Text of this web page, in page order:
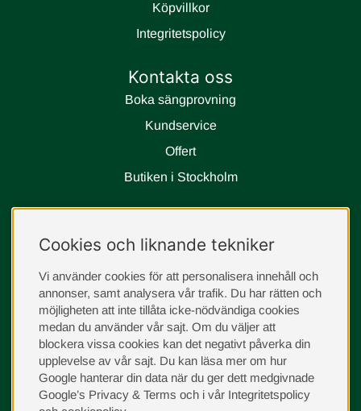
Köpvillkor
Integritetspolicy
Kontakta oss
Boka sängprovning
Kundservice
Offert
Butiken i Stockholm
instagram
Cookies och liknande tekniker
Vi använder cookies för att personalisera innehåll och
annonser, samt analysera vår trafik. Du har rätten och
möjligheten att inte tillåta icke-nödvändiga cookies
medan du använder vår sajt. Om du väljer att
blockera vissa cookies kan det negativt påverka din
upplevelse av vår sajt. Du kan läsa mer om hur
Google hanterar din data när du ger dett medgivnade
Google’s Privacy & Terms och i vår Integritetspolicy